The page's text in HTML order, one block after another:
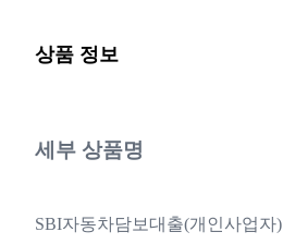
상품 정보
세부 상품명
SBI자동차담보대출(개인사업자)